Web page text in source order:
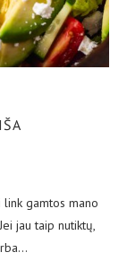
link gamtos mano
jau taip nutiktų,